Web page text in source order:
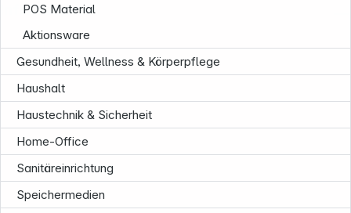
POS Material
Aktionsware
Gesundheit, Wellness & Körperpflege
Haushalt
Haustechnik & Sicherheit
Home-Office
Sanitäreinrichtung
Speichermedien
Informationen